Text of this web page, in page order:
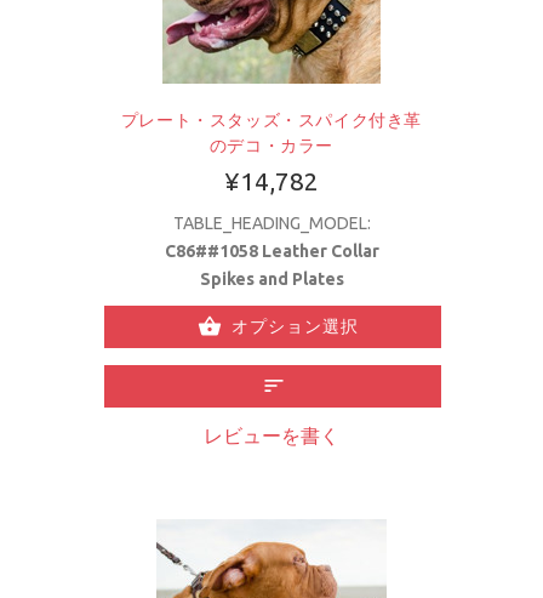
プレート・スタッズ・スパイク付き革
のデコ・カラー
¥14,782
TABLE_HEADING_MODEL:
C86##1058 Leather Collar
Spikes and Plates
オプション選択
レビューを書く